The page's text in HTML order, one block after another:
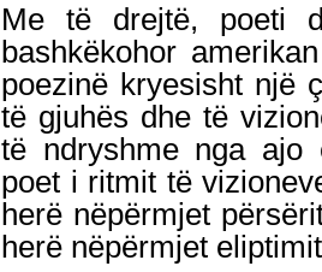
Me të drejtë, poeti
bashkëkohor
poezinë kryesisht një
të gjuhës dhe të
të ndryshme nga ajo
poet i ritmit të
herë nëpërmjet
herë nëpërmjet